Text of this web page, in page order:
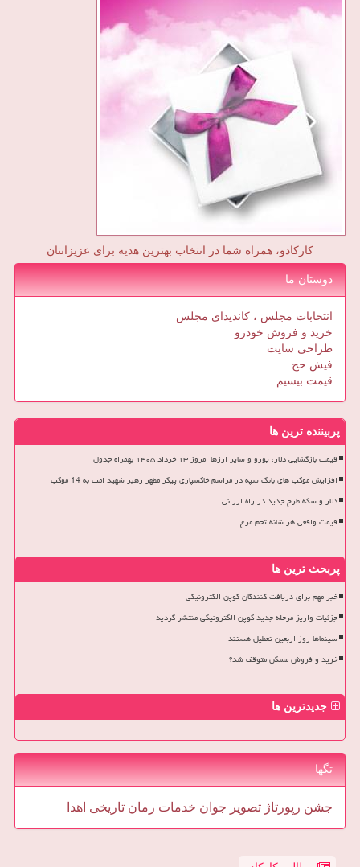
کارکادو، همراه شما در انتخاب بهترین هدیه برای عزیزانتان
دوستان ما
انتخابات مجلس ، کاندیدای مجلس
خرید و فروش خودرو
طراحی سایت
فیش حج
قیمت بیسیم
پربیننده ترین ها
قیمت بازگشایی دلار، یورو و سایر ارزها امروز ۱۳ خرداد ۱۴۰۵ بهمراه جدول
افزایش موکب های بانک سپه در مراسم خاکسپاری پیکر مطهر رهبر شهید امت به 14 موکب
دلار و سکه طرح جدید در راه ارزانی
قیمت واقعی هر شانه تخم مرغ
پربحث ترین ها
خبر مهم برای دریافت کنندگان کوپن الکترونیکی
جزئیات واریز مرحله جدید کوپن الکترونیکی منتشر گردید
سینماها روز اربعین تعطیل هستند
خرید و فروش مسکن متوقف شد؟
جدیدترین ها
تگها
جشن رپورتاژ تصویر جوان خدمات رمان تاریخی اهدا